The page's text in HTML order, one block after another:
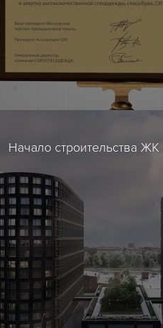
Начало строительства ЖК